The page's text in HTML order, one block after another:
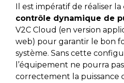
Il est impératif de réaliser la
contrôle dynamique de
V2C Cloud (en version
web) pour garantir le bon
système. Sans cette
l’équipement ne pourra
correctement la puissance